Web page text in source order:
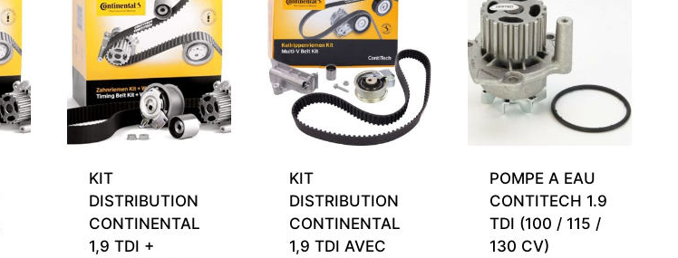
KIT
DISTRIBUTION
CONTINENTAL
1,9 TDI +
KIT
DISTRIBUTION
CONTINENTAL
1,9 TDI AVEC
POMPE A EAU
CONTITECH 1.9
TDI (100 / 115 /
130 CV)